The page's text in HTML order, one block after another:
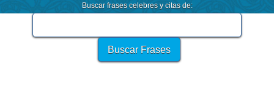
Buscar frases celebres y citas de: